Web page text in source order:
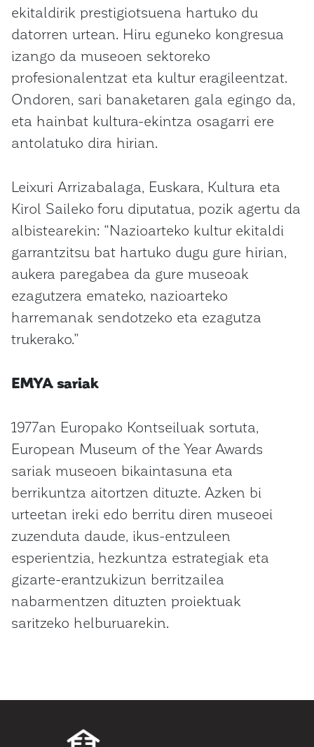
ekitaldirik prestigiotsuena hartuko du
datorren urtean. Hiru eguneko kongresua
izango da museoen sektoreko
profesionalentzat eta kultur eragileentzat.
Ondoren, sari banaketaren gala egingo da,
eta hainbat kultura-ekintza osagarri ere
antolatuko dira hirian.
Leixuri Arrizabalaga, Euskara, Kultura eta
Kirol Saileko foru diputatua, pozik agertu da
albistearekin: “Nazioarteko kultur ekitaldi
garrantzitsu bat hartuko dugu gure hirian,
aukera paregabea da gure museoak
ezagutzera emateko, nazioarteko
harremanak sendotzeko eta ezagutza
trukerako.”
EMYA sariak
1977an Europako Kontseiluak sortuta,
European Museum of the Year Awards
sariak museoen bikaintasuna eta
berrikuntza aitortzen dituzte. Azken bi
urteetan ireki edo berritu diren museoei
zuzenduta daude, ikus-entzuleen
esperientzia, hezkuntza estrategiak eta
gizarte-erantzukizun berritzailea
nabarmentzen dituzten proiektuak
saritzeko helburuarekin.